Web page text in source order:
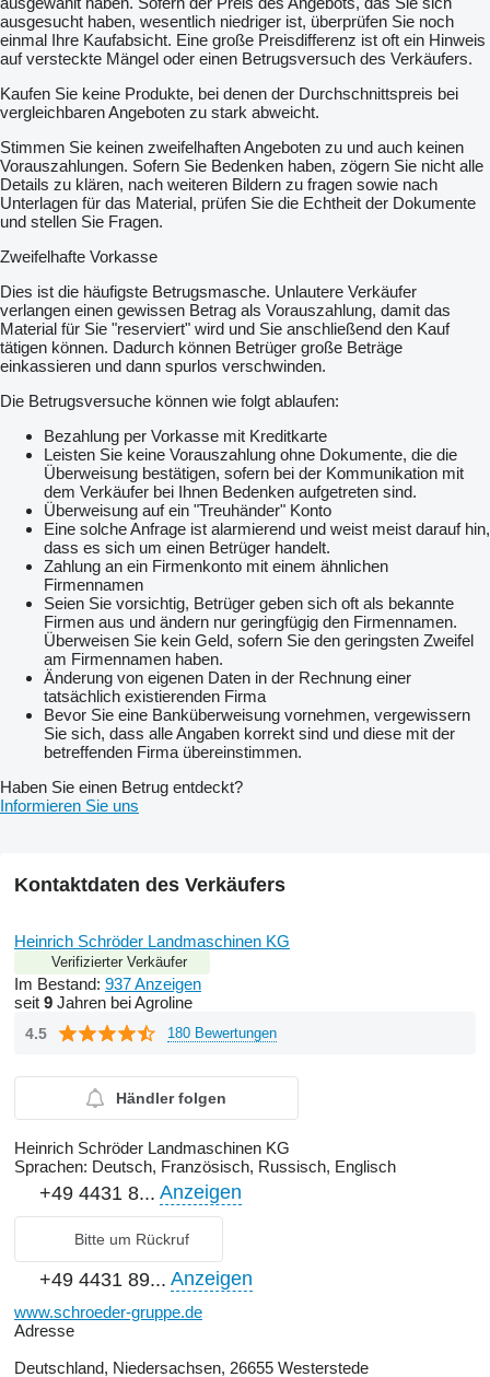
ausgesucht haben, wesentlich niedriger ist, überprüfen Sie noch
einmal Ihre Kaufabsicht. Eine große Preisdifferenz ist oft ein Hinweis
auf versteckte Mängel oder einen Betrugsversuch des Verkäufers.
Kaufen Sie keine Produkte, bei denen der Durchschnittspreis bei
vergleichbaren Angeboten zu stark abweicht.
Stimmen Sie keinen zweifelhaften Angeboten zu und auch keinen
Vorauszahlungen. Sofern Sie Bedenken haben, zögern Sie nicht alle
Details zu klären, nach weiteren Bildern zu fragen sowie nach
Unterlagen für das Material, prüfen Sie die Echtheit der Dokumente
und stellen Sie Fragen.
Zweifelhafte Vorkasse
Dies ist die häufigste Betrugsmasche. Unlautere Verkäufer
verlangen einen gewissen Betrag als Vorauszahlung, damit das
Material für Sie "reserviert" wird und Sie anschließend den Kauf
tätigen können. Dadurch können Betrüger große Beträge
einkassieren und dann spurlos verschwinden.
Die Betrugsversuche können wie folgt ablaufen:
Bezahlung per Vorkasse mit Kreditkarte
Leisten Sie keine Vorauszahlung ohne Dokumente, die die
Überweisung bestätigen, sofern bei der Kommunikation mit
dem Verkäufer bei Ihnen Bedenken aufgetreten sind.
Überweisung auf ein "Treuhänder" Konto
Eine solche Anfrage ist alarmierend und weist meist darauf hin,
dass es sich um einen Betrüger handelt.
Zahlung an ein Firmenkonto mit einem ähnlichen
Firmennamen
Seien Sie vorsichtig, Betrüger geben sich oft als bekannte
Firmen aus und ändern nur geringfügig den Firmennamen.
Überweisen Sie kein Geld, sofern Sie den geringsten Zweifel
am Firmennamen haben.
Änderung von eigenen Daten in der Rechnung einer
tatsächlich existierenden Firma
Bevor Sie eine Banküberweisung vornehmen, vergewissern
Sie sich, dass alle Angaben korrekt sind und diese mit der
betreffenden Firma übereinstimmen.
Haben Sie einen Betrug entdeckt?
Informieren Sie uns
Kontaktdaten des Verkäufers
Heinrich Schröder Landmaschinen KG
Verifizierter Verkäufer
Im Bestand: 937 Anzeigen
seit 9 Jahren bei Agroline
4.5 180 Bewertungen
Händler folgen
Heinrich Schröder Landmaschinen KG
Sprachen: Deutsch, Französisch, Russisch, Englisch
+49 4431 8... Anzeigen
Bitte um Rückruf
+49 4431 89... Anzeigen
www.schroeder-gruppe.de
Adresse
Deutschland, Niedersachsen, 26655 Westerstede